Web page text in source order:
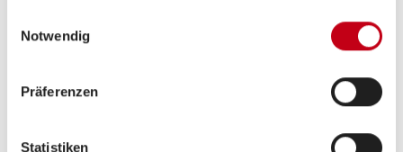
Notwendig
Präferenzen
Statistiken
Umluftanlage